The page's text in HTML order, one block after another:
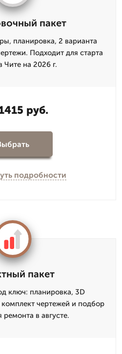
пакет
планировка, 2 варианта
Подходит для старта
Чите на 2026 г.
руб.
подробности
пакет
ключ: планировка, 3D
чертежей и подбор
в августе.